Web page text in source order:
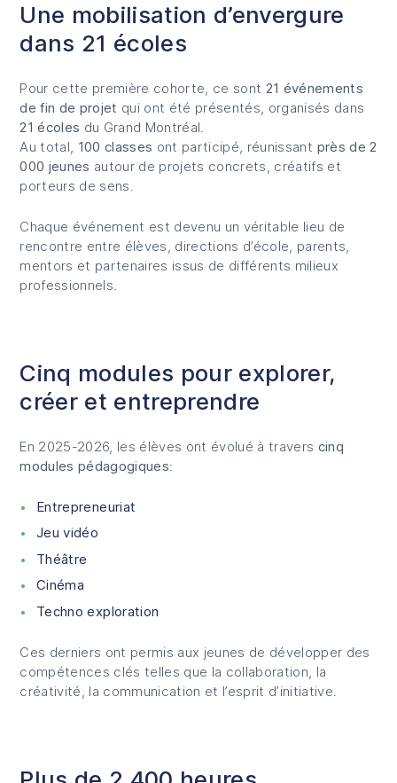
Une mobilisation d’envergure
dans 21 écoles
Pour cette première cohorte, ce sont 21 événements
de fin de projet qui ont été présentés, organisés dans
21 écoles du Grand Montréal.
Au total, 100 classes ont participé, réunissant près de 2
000 jeunes autour de projets concrets, créatifs et
porteurs de sens.
Chaque événement est devenu un véritable lieu de
rencontre entre élèves, directions d’école, parents,
mentors et partenaires issus de différents milieux
professionnels.
Cinq modules pour explorer,
créer et entreprendre
En 2025-2026, les élèves ont évolué à travers cinq
modules pédagogiques:
Entrepreneuriat
Jeu vidéo
Théâtre
Cinéma
Techno exploration
Ces derniers ont permis aux jeunes de développer des
compétences clés telles que la collaboration, la
créativité, la communication et l’esprit d’initiative.